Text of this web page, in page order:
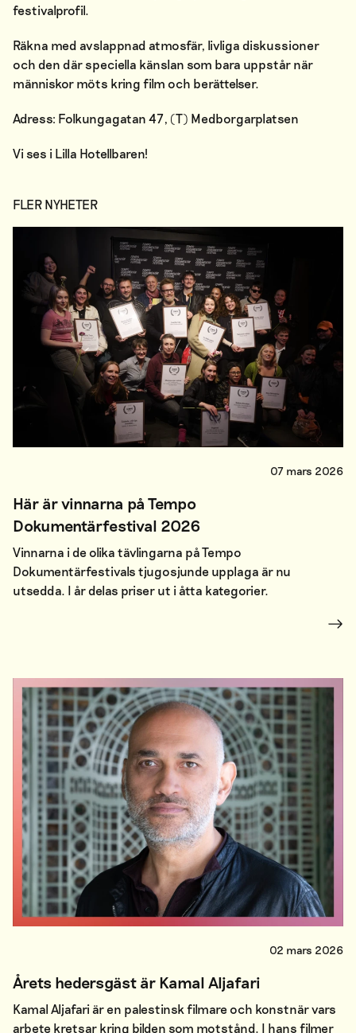
festivalprofil.
Räkna med avslappnad atmosfär, livliga diskussioner
och den där speciella känslan som bara uppstår när
människor möts kring film och berättelser.
Adress: Folkungagatan 47, (T) Medborgarplatsen
Vi ses i Lilla Hotellbaren!
FLER NYHETER
07 mars 2026
Här är vinnarna på Tempo
Dokumentärfestival 2026
Vinnarna i de olika tävlingarna på Tempo
Dokumentärfestivals tjugosjunde upplaga är nu
utsedda. I år delas priser ut i åtta kategorier.
02 mars 2026
Årets hedersgäst är Kamal Aljafari
Kamal Aljafari är en palestinsk filmare och konstnär vars
arbete kretsar kring bilden som motstånd. I hans filmer